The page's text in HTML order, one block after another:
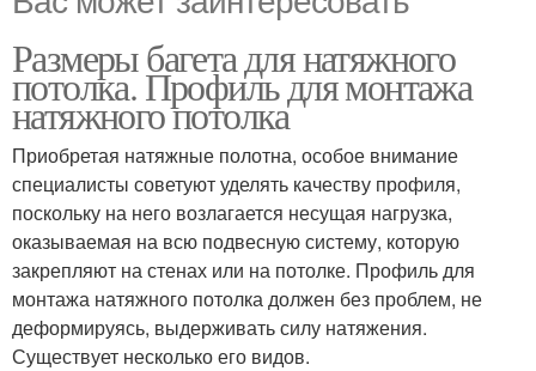
Размеры багета для натяжного
потолка. Профиль для монтажа
натяжного потолка
Приобретая натяжные полотна, особое внимание
специалисты советуют уделять качеству профиля,
поскольку на него возлагается несущая нагрузка,
оказываемая на всю подвесную систему, которую
закрепляют на стенах или на потолке. Профиль для
монтажа натяжного потолка должен без проблем, не
деформируясь, выдерживать силу натяжения.
Существует несколько его видов.